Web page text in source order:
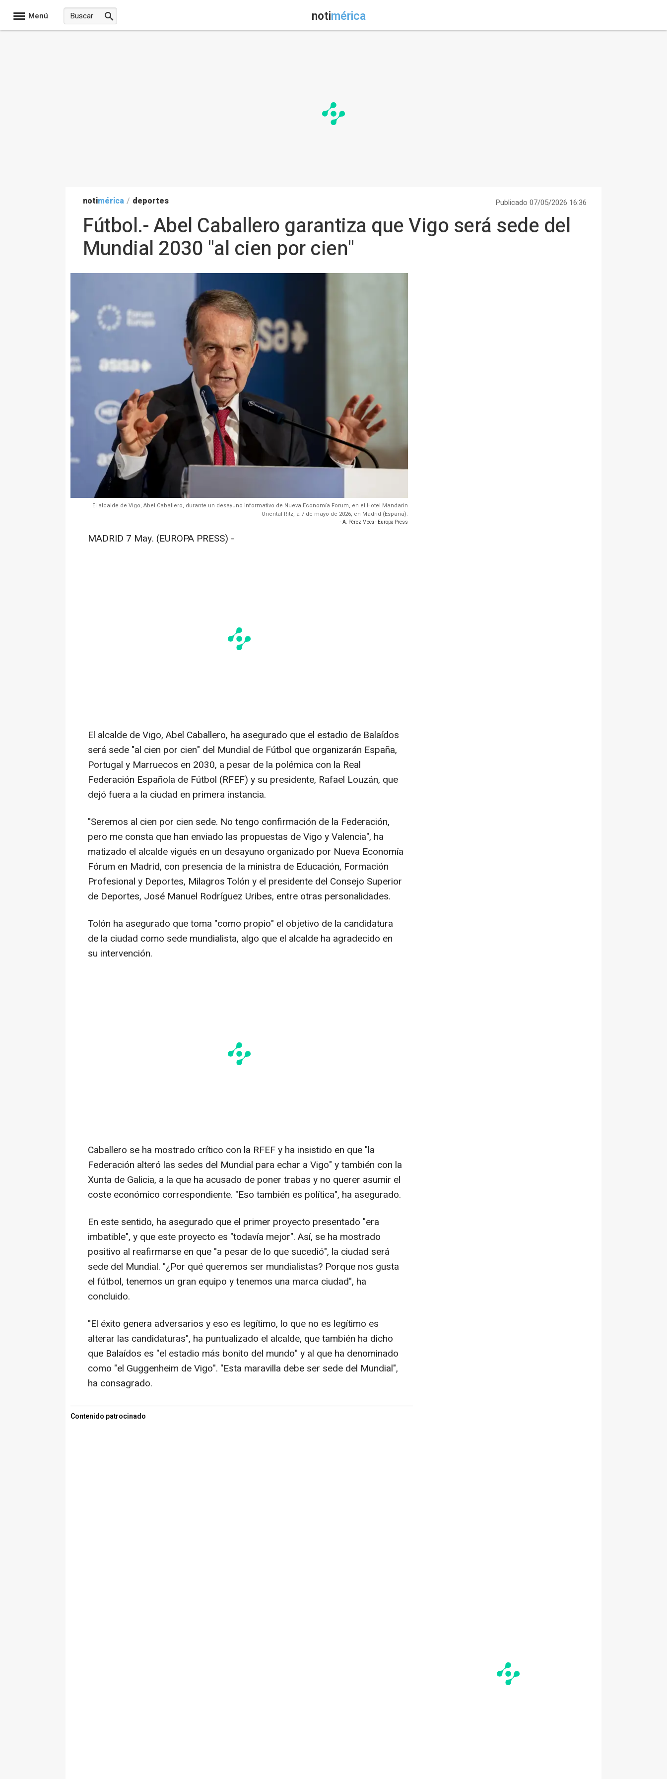
Menú notimérica
notimérica / deportes Publicado 07/05/2026 16:36
Fútbol.- Abel Caballero garantiza que Vigo será sede del
Mundial 2030 "al cien por cien"
El alcalde de Vigo, Abel Caballero, durante un desayuno informativo de Nueva Economía Forum, en el Hotel Mandarin
Oriental Ritz, a 7 de mayo de 2026, en Madrid (España).
- A. Pérez Meca - Europa Press
MADRID 7 May. (EUROPA PRESS) -
El alcalde de Vigo, Abel Caballero, ha asegurado que el estadio de Balaídos
será sede "al cien por cien" del Mundial de Fútbol que organizarán España,
Portugal y Marruecos en 2030, a pesar de la polémica con la Real
Federación Española de Fútbol (RFEF) y su presidente, Rafael Louzán, que
dejó fuera a la ciudad en primera instancia.
"Seremos al cien por cien sede. No tengo confirmación de la Federación,
pero me consta que han enviado las propuestas de Vigo y Valencia", ha
matizado el alcalde vigués en un desayuno organizado por Nueva Economía
Fórum en Madrid, con presencia de la ministra de Educación, Formación
Profesional y Deportes, Milagros Tolón y el presidente del Consejo Superior
de Deportes, José Manuel Rodríguez Uribes, entre otras personalidades.
Tolón ha asegurado que toma "como propio" el objetivo de la candidatura
de la ciudad como sede mundialista, algo que el alcalde ha agradecido en
su intervención.
Caballero se ha mostrado crítico con la RFEF y ha insistido en que "la
Federación alteró las sedes del Mundial para echar a Vigo" y también con la
Xunta de Galicia, a la que ha acusado de poner trabas y no querer asumir el
coste económico correspondiente. "Eso también es política", ha asegurado.
En este sentido, ha asegurado que el primer proyecto presentado "era
imbatible", y que este proyecto es "todavía mejor". Así, se ha mostrado
positivo al reafirmarse en que "a pesar de lo que sucedió", la ciudad será
sede del Mundial. "¿Por qué queremos ser mundialistas? Porque nos gusta
el fútbol, tenemos un gran equipo y tenemos una marca ciudad", ha
concluido.
"El éxito genera adversarios y eso es legítimo, lo que no es legítimo es
alterar las candidaturas", ha puntualizado el alcalde, que también ha dicho
que Balaídos es "el estadio más bonito del mundo" y al que ha denominado
como "el Guggenheim de Vigo". "Esta maravilla debe ser sede del Mundial",
ha consagrado.
Contenido patrocinado